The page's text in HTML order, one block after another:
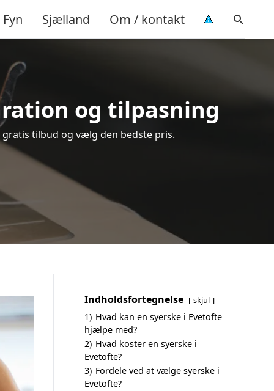
Fyn Sjælland Om / kontakt
og tilpasning
tilbud og vælg den bedste pris.
Indholdsfortegnelse skjul
1) Hvad kan en syerske i Evetofte
hjælpe med?
2) Hvad koster en syerske i
Evetofte?
3) Fordele ved at vælge syerske i
Evetofte?